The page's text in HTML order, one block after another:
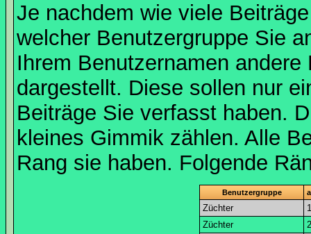
Je nachdem wie viele
welcher Benutzergruppe Sie
Ihrem Benutzernamen
dargestellt. Diese sollen nur
Beiträge Sie verfasst haben.
kleines Gimmik zählen. Alle
Rang sie haben. Folgende
Benutzergruppe
Züchter
Züchter